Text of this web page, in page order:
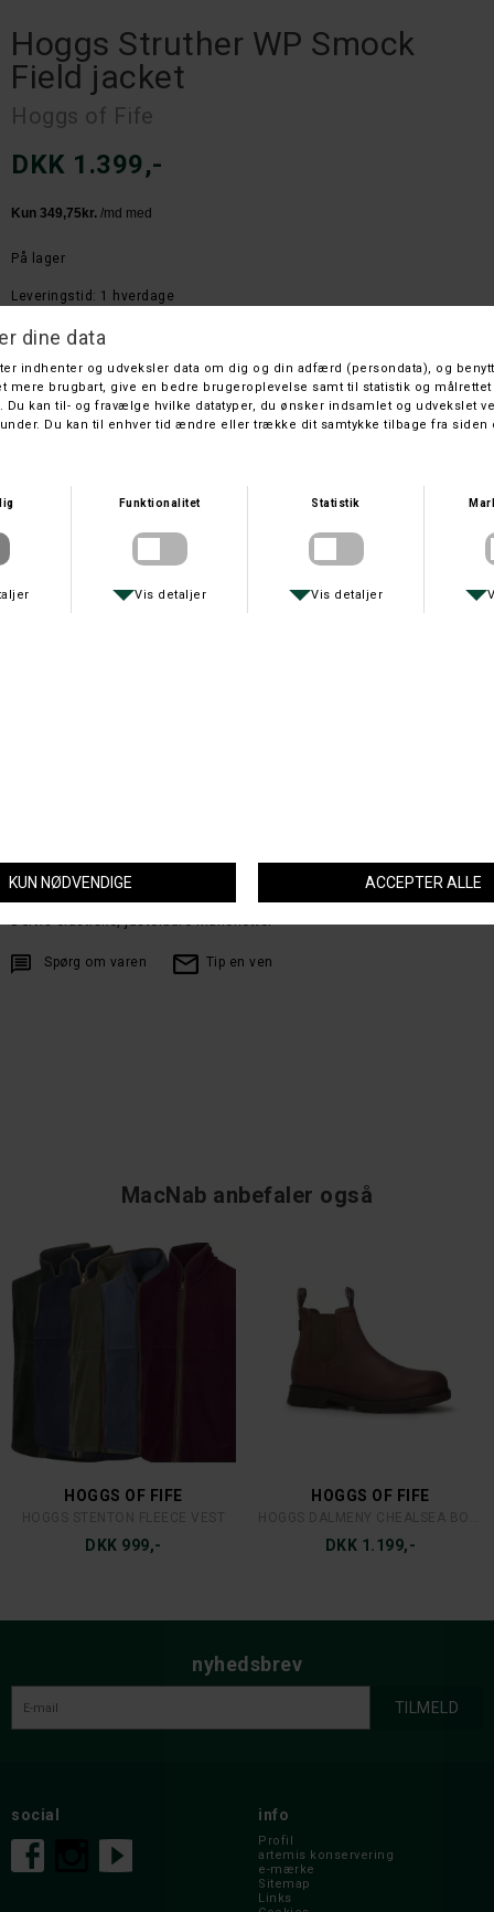
Hoggs Struther WP Smock
Field jacket
Hoggs of Fife
DKK 1.399,-
På lager
Leveringstid: 1 hverdage
Kvart lynlåslukning med vandtæt lynlås
Justerbar hætte, mærkefor
Delvis elastiske, justerbare manchetter
Spørg om varen Tip en ven
MacNab anbefaler også
HOGGS OF FIFE
DKK 999,-
HOGGS OF FIFE
DKK 1.199,-
nyhedsbrev
social info
Profil
artemis konservering
e-mærke
Sitemap
Links